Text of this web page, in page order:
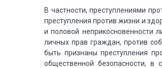
В частности, преступлениями
преступления против жизни и
и половой неприкосновенности
личных прав граждан, против
быть признаны преступления
общественной безопасности, в